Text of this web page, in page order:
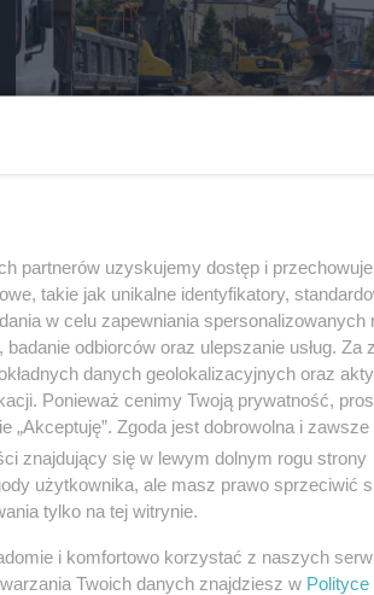
prezydenta ds. społecznych
partnerów uzyskujemy dostęp i
takie jak unikalne identyfikatory,
w celu zapewniania spersonalizowanych
odbiorców oraz ulepszanie usług. Za
danych geolokalizacyjnych oraz
Ponieważ cenimy Twoją prywatność,
Zgoda jest dobrowolna i
znajdujący się w lewym dolnym rogu strony
użytkownika, ale masz prawo sprzeciwić
tylko na tej witrynie.
i komfortowo korzystać z naszych
Twoich danych znajdziesz w Polityce